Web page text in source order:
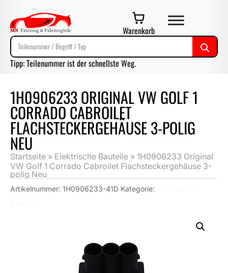
Warenkorb
Tipp: Teilenummer ist der schnellste Weg.
1H0906233 ORIGINAL VW GOLF 1
CORRADO CABROILET
FLACHSTECKERGEHÄUSE 3-POLIG
NEU
Startseite » Elektrische Bauteile » 1H0906233 Original
VW Golf 1 Corrado Cabroilet Flachsteckergehäuse 3-
polig Neu
Artikelnummer: 1H0906233-41D Kategorie: